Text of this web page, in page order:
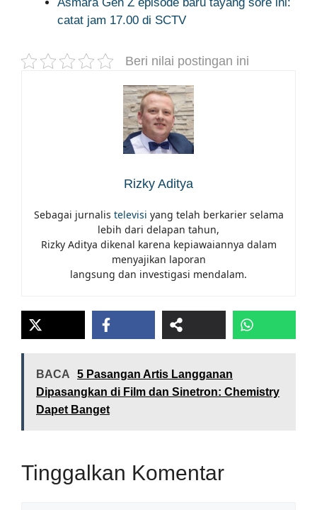
Asmara Gen Z episode baru tayang sore ini:
catat jam 17.00 di SCTV
Beri nilai postingan ini
Rizky Aditya
Sebagai jurnalis televisi yang telah berkarier selama
lebih dari delapan tahun,
Rizky Aditya dikenal karena kepiawaiannya dalam
menyajikan laporan
langsung dan investigasi mendalam.
BACA
5 Pasangan Artis Langganan
Dipasangkan di Film dan Sinetron: Chemistry
Dapet Banget
Tinggalkan Komentar